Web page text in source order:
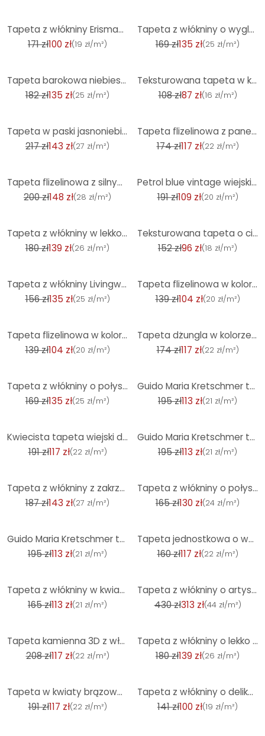
Tapeta z włókniny Erismann Code Nature beżowa
171 zł100 zł(19 zł/m²)
Tapeta z włókniny o wyglądzie połyskującego beżowego betonu
169 zł135 zł(25 zł/m²)
Tapeta barokowa niebiesko srebrna - Tapeta z włókniny z wzorem ornamentowym - Błyszcząca tapeta z wz
182 zł135 zł(25 zł/m²)
Teksturowana tapeta w kolorze brązowym o wyglądzie lnu - subtelna tapeta z włókniny, nowoczesna i el
108 zł87 zł(16 zł/m²)
Tapeta w paski jasnoniebieski biały - Tapeta z włókniny w paski do pokoju dziecięcego i nie tylko
217 zł143 zł(27 zł/m²)
Tapeta flizelinowa z panelami drewnianymi 3D - skandynawska tapeta z lamelami A.S. Creation brązowo-
174 zł117 zł(22 zł/m²)
Tapeta flizelinowa z silnym efektem połysku o złotej fakturze o wyglądzie jasnego betonu
200 zł148 zł(28 zł/m²)
Petrol blue vintage wiejski dom tapeta włókninowa w kwiaty tapeta w kwiaty
191 zł109 zł(20 zł/m²)
Tapeta z włókniny w lekko błyszczącym beżowym kolorze o wyglądzie betonu
180 zł139 zł(26 zł/m²)
Teksturowana tapeta o ciemnoniebieskim, tekstylnym wyglądzie - Elegancka tapeta z włókniny - Nowocze
152 zł96 zł(18 zł/m²)
Tapeta z włókniny Livingwall Metropolitan Stories tapeta jednostkowa jednokolorowa Ava New York ziel
156 zł135 zł(25 zł/m²)
Tapeta flizelinowa w kolorze białym, z szarym motywem liści o kwiatowym charakterze
139 zł104 zł(20 zł/m²)
Tapeta flizelinowa w kolorze zielonym z motywem złotych liści o kwiatowym wyglądzie
139 zł104 zł(20 zł/m²)
Tapeta dżungla w kolorze niebiesko-szarym - tapeta z włókniny w tropikalnym stylu
174 zł117 zł(22 zł/m²)
Tapeta z włókniny o połyskującym wyglądzie szarego betonu
169 zł135 zł(25 zł/m²)
Guido Maria Kretschmer tapeta graficzna Fale światła Moda na ściany 5 beżowy
195 zł113 zł(21 zł/m²)
Kwiecista tapeta wiejski dom vintage tapeta biała zielona czerwona włóknina tapeta kwiaty kwiatowe
191 zł117 zł(22 zł/m²)
Guido Maria Kretschmer tapeta z motywem kwiatowym Floral Glow Fashion for Walls 5 beżowy
195 zł113 zł(21 zł/m²)
Tapeta z włókniny z zakrzywionymi błyszczącymi liniami i czarną grafiką
187 zł143 zł(27 zł/m²)
Tapeta z włókniny o połyskującym wyglądzie antracytowego betonu
165 zł130 zł(24 zł/m²)
Guido Maria Kretschmer tapeta z motywem kwiatowym Floral Glow Fashion for Walls 5 gold
195 zł113 zł(21 zł/m²)
Tapeta jednostkowa o wyglądzie lnu w kolorze szałwiowej zieleni - tapeta teksturowana zapewniająca p
160 zł117 zł(22 zł/m²)
Tapeta z włókniny w kwiaty Petrol niebieska tapeta z wzorem liści palmowych kuchnia
165 zł113 zł(21 zł/m²)
Tapeta z włókniny o artystycznym wyglądzie fali i beżowej, czerwonej fali
430 zł313 zł(44 zł/m²)
Tapeta kamienna 3D z włókniny beżowa - nowoczesna tapeta z włókniny z efektem kamienia do salonu, pr
208 zł117 zł(22 zł/m²)
Tapeta z włókniny o lekko błyszczącym, brązowym, gładkim wyglądzie betonu
180 zł139 zł(26 zł/m²)
Tapeta w kwiaty brązowa biała tapeta w stylu vintage tapeta w kwiaty z włókniny do salonu
191 zł117 zł(22 zł/m²)
Tapeta z włókniny o delikatnej fakturze wzdłużnej w kolorze czarnym
141 zł100 zł(19 zł/m²)